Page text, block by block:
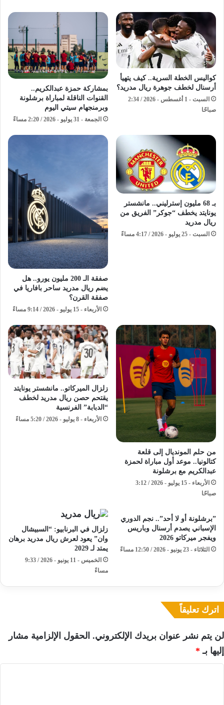
كواليس الخطة السرية.. كيف يتهيأ
أرسنال لخطف جوهرة ريال مدريد؟
السبت - 1 أغسطس - 2026 / 2:34
صباحًا
بمشاركة حمزة عبدالكريم..
القنوات الناقلة لمباراة برشلونة
وبرمنجهام سيتي اليوم
الجمعة - 31 يوليو - 2026 / 2:20 مساءً
بـ 68 مليون إسترليني.. مانشستر
يونايتد يخطف “جوكر” الفريق من
ريال مدريد
السبت - 25 يوليو - 2026 / 4:17 مساءً
صفقة الـ 200 مليون يورو.. هل
يضم ريال مدريد ساحر بافاريا في
صفقة القرن؟
الأربعاء - 15 يوليو - 2026 / 9:14 مساءً
من حلم المونديال إلى قلعة
كتالونيا.. موعد أول مباراة لحمزة
عبدالكريم مع برشلونة
الأربعاء - 15 يوليو - 2026 / 3:12
صباحًا
زلزال الميركاتو.. مانشستر يونايتد
يقتحم حصن ريال مدريد لخطف
“الدبابة” الفرنسية
الأربعاء - 8 يوليو - 2026 / 5:20 مساءً
​”برشلونة أو لا أحد”.. نجم الدوري
الإسباني يصدم أرسنال وباريس
ويفجر ميركاتو 2026
الثلاثاء - 23 يونيو - 2026 / 12:50 مساءً
زلزال في البرنابيو: “السبيشال
وان” يعود لعرش ريال مدريد برهان
يمتد لـ 2029
الخميس - 11 يونيو - 2026 / 9:33
مساءً
اترك تعليقاً
لن يتم نشر عنوان بريدك الإلكتروني. الحقول الإلزامية مشار
إليها بـ *